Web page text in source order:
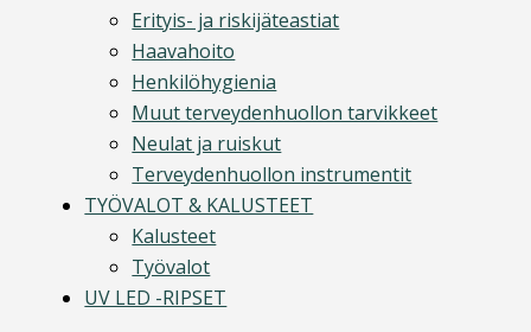
Erityis- ja riskijäteastiat
Haavahoito
Henkilöhygienia
Muut terveydenhuollon tarvikkeet
Neulat ja ruiskut
Terveydenhuollon instrumentit
TYÖVALOT & KALUSTEET
Kalusteet
Työvalot
UV LED -RIPSET